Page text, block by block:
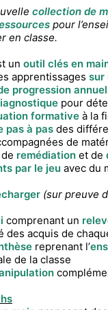
collection de
pour
en classe.
un outil clés en
apprentissages sur
progression
pour
formative à la
pas à pas des
de
remédiation et de
par le jeu avec du
(sur preuve
comprenant un
des acquis de
reprenant l’
de la classe